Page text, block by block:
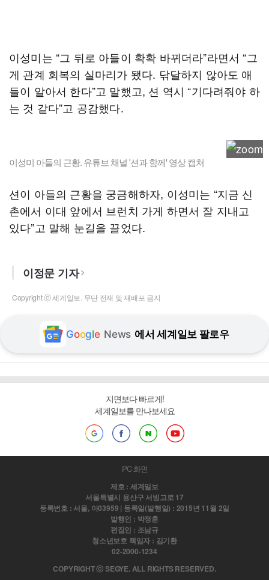
이성미는 “그 뒤로 아들이 확확 바뀌더라”라면서 “그
게 관계 회복의 실마리가 됐다. 닦달하지 않아도 애
들이 알아서 한다”고 말했고, 션 역시 “기다려줘야 하
는 것 같다”고 공감했다.
이성미 아들의 근황. 유튜브 채널 '션과 함께' 영상 캡처
션이 아들의 근황을 궁금해하자, 이성미는 “지금 신
촌에서 이대 앞에서 브런치 가게 하면서 잘 지내고
있다”고 말해 눈길을 끌었다.
이정문 기자
Copyright ⓒ 세계일보. 무단 전재 및 재배포 금지
Google News 에서 세계일보 팔로우
지면보다 빠르게!
세계일보를 만나보세요
PC 화면
제호 : 세계일보
서울특별시 용산구 서빙고로 17
등록번호 : 서울, 아03959 | 등록일(발행일) : 2015년 11월 2일
발행인 : 박정훈
편집인 : 조남규
청소년보호 책임자 : 김기환
02-2000-1234
COPYRIGHT ⓒ SEGYE. ALL RIGHTS RESERVED.